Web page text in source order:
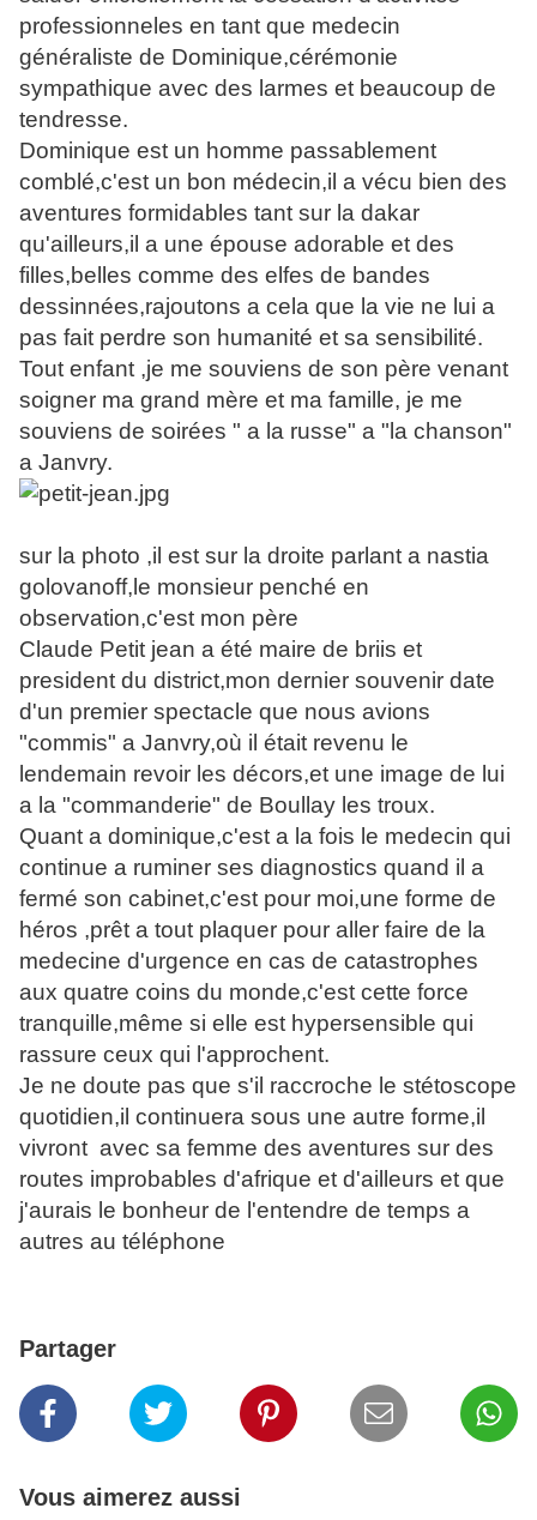
professionneles en tant que medecin
généraliste de Dominique,cérémonie
sympathique avec des larmes et beaucoup de
tendresse.
Dominique est un homme passablement
comblé,c'est un bon médecin,il a vécu bien des
aventures formidables tant sur la dakar
qu'ailleurs,il a une épouse adorable et des
filles,belles comme des elfes de bandes
dessinnées,rajoutons a cela que la vie ne lui a
pas fait perdre son humanité et sa sensibilité.
Tout enfant ,je me souviens de son père venant
soigner ma grand mère et ma famille, je me
souviens de soirées " a la russe" a "la chanson"
a Janvry.
sur la photo ,il est sur la droite parlant a nastia
golovanoff,le monsieur penché en
observation,c'est mon père
Claude Petit jean a été maire de briis et
president du district,mon dernier souvenir date
d'un premier spectacle que nous avions
"commis" a Janvry,où il était revenu le
lendemain revoir les décors,et une image de lui
a la "commanderie" de Boullay les troux.
Quant a dominique,c'est a la fois le medecin qui
continue a ruminer ses diagnostics quand il a
fermé son cabinet,c'est pour moi,une forme de
héros ,prêt a tout plaquer pour aller faire de la
medecine d'urgence en cas de catastrophes
aux quatre coins du monde,c'est cette force
tranquille,même si elle est hypersensible qui
rassure ceux qui l'approchent.
Je ne doute pas que s'il raccroche le stétoscope
quotidien,il continuera sous une autre forme,il
vivront avec sa femme des aventures sur des
routes improbables d'afrique et d'ailleurs et que
j'aurais le bonheur de l'entendre de temps a
autres au téléphone
Partager
Vous aimerez aussi